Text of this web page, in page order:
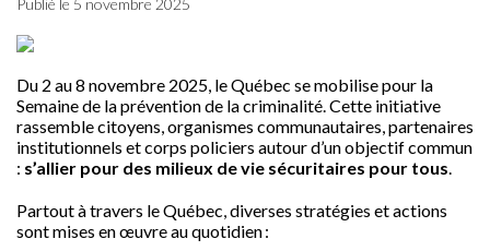
Publié le 5 novembre 2025
Du 2 au 8 novembre 2025, le Québec se mobilise pour la
Semaine de la prévention de la criminalité. Cette initiative
rassemble citoyens, organismes communautaires, partenaires
institutionnels et corps policiers autour d’un objectif commun
: s’allier pour des milieux de vie sécuritaires pour tous.
Partout à travers le Québec, diverses stratégies et actions
sont mises en œuvre au quotidien :